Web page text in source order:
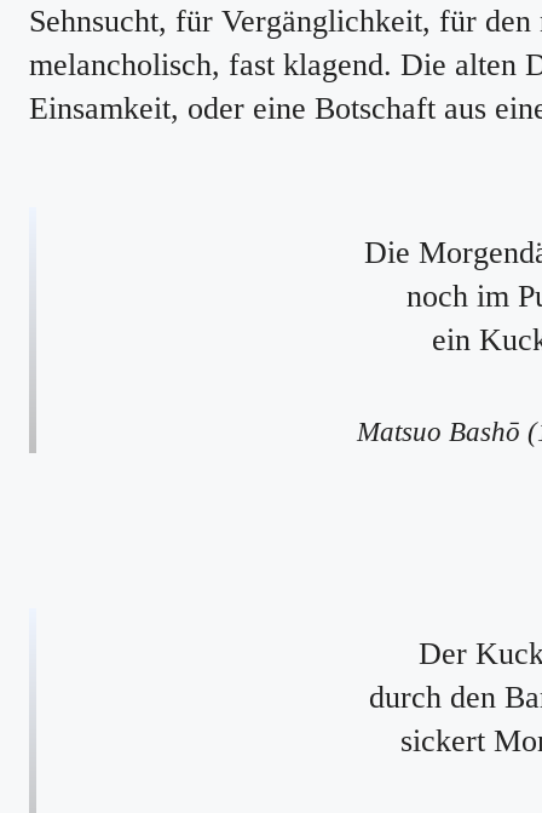
Sehnsucht, für Vergänglichkeit, für
melancholisch, fast klagend. Die alten
Einsamkeit, oder eine Botschaft aus
Die
noch im
ein
Matsuo Bashō
Der
durch den
sickert